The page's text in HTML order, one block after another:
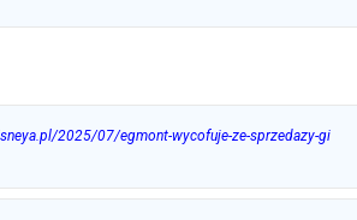
2025/07/egmont-wycofuje-ze-sprzedazy-gi